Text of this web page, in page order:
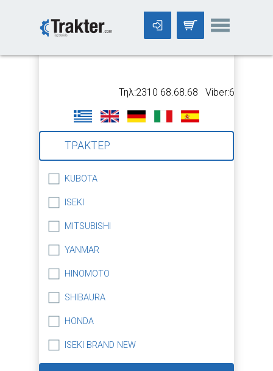
Τηλ:2310 68.68.68 Viber:699
ΤΡΑΚΤΕΡ
KUBOTA
ISEKI
MITSUBISHI
YANMAR
HINOMOTO
SHIBAURA
HONDA
ISEKI BRAND NEW